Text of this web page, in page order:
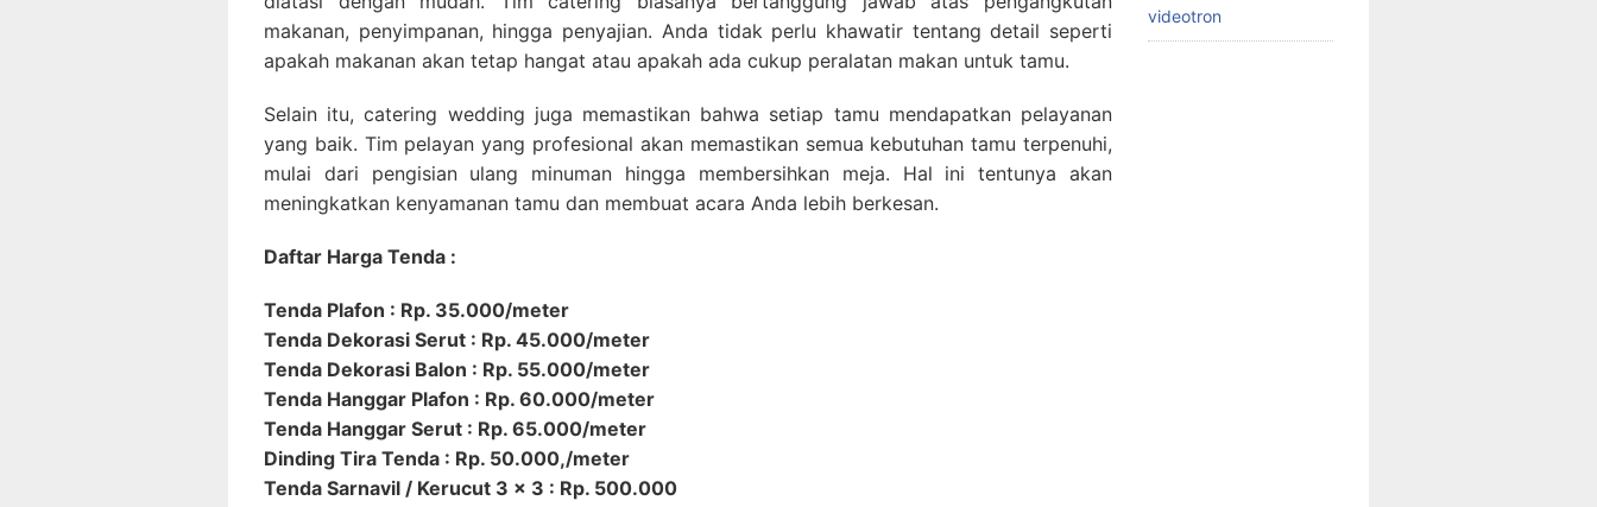
makanan, penyimpanan, hingga penyajian. Anda tidak perlu khawatir tentang detail seperti
apakah makanan akan tetap hangat atau apakah ada cukup peralatan makan untuk tamu.
Selain itu, catering wedding juga memastikan bahwa setiap tamu mendapatkan pelayanan
yang baik. Tim pelayan yang profesional akan memastikan semua kebutuhan tamu terpenuhi,
mulai dari pengisian ulang minuman hingga membersihkan meja. Hal ini tentunya akan
meningkatkan kenyamanan tamu dan membuat acara Anda lebih berkesan.
Daftar Harga Tenda :
Tenda Plafon : Rp. 35.000/meter
Tenda Dekorasi Serut : Rp. 45.000/meter
Tenda Dekorasi Balon : Rp. 55.000/meter
Tenda Hanggar Plafon : Rp. 60.000/meter
Tenda Hanggar Serut : Rp. 65.000/meter
Dinding Tira Tenda : Rp. 50.000,/meter
Tenda Sarnavil / Kerucut 3 x 3 : Rp. 500.000
videotron